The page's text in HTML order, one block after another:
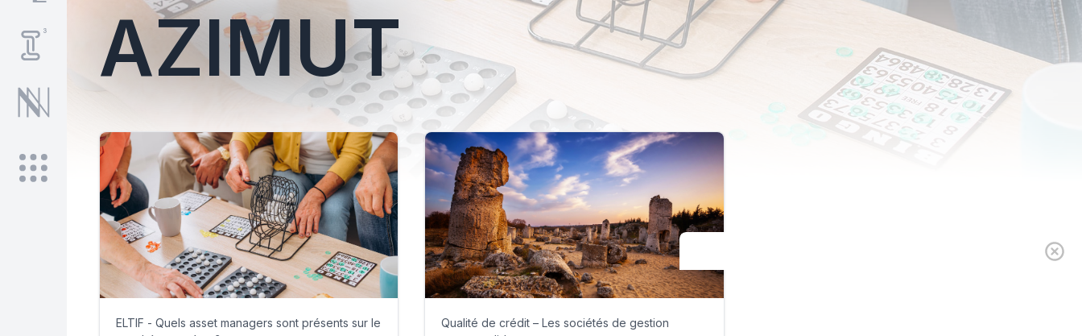
AZIMUT
ELTIF - Quels asset managers sont présents sur le
Qualité de crédit – Les sociétés de gestion